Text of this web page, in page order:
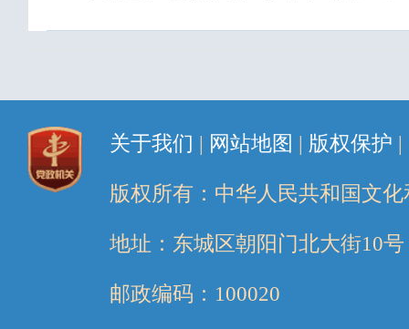
关于我们 | 网站地图 | 版权保护 |
版权所有：中华人民共和国文
地址：东城区朝阳门北大街10号
邮政编码：100020